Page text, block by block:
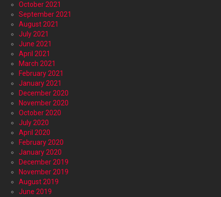
October 2021
September 2021
August 2021
July 2021
June 2021
April 2021
March 2021
February 2021
January 2021
December 2020
November 2020
October 2020
July 2020
April 2020
February 2020
January 2020
December 2019
November 2019
August 2019
June 2019